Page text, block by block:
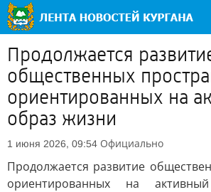
Продолжается
общественных
ориентированных на
образ жизни
1 июня 2026, 09:54 Официально
Продолжается развитие
ориентированных на